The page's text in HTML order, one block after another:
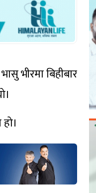
भीरमा बिहीबार